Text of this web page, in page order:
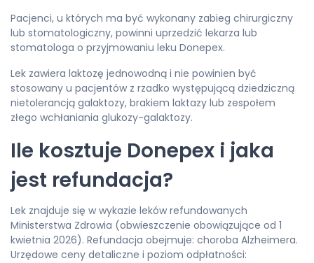
Pacjenci, u których ma być wykonany zabieg chirurgiczny
lub stomatologiczny, powinni uprzedzić lekarza lub
stomatologa o przyjmowaniu leku Donepex.
Lek zawiera laktozę jednowodną i nie powinien być
stosowany u pacjentów z rzadko występującą dziedziczną
nietolerancją galaktozy, brakiem laktazy lub zespołem
złego wchłaniania glukozy-galaktozy.
Ile kosztuje Donepex i jaka
jest refundacja?
Lek znajduje się w wykazie leków refundowanych
Ministerstwa Zdrowia (obwieszczenie obowiązujące od 1
kwietnia 2026). Refundacja obejmuje: choroba Alzheimera.
Urzędowe ceny detaliczne i poziom odpłatności: